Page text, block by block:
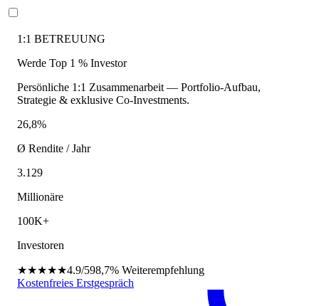
1:1 BETREUUNG
Werde Top 1 % Investor
Persönliche 1:1 Zusammenarbeit — Portfolio-Aufbau,
Strategie & exklusive Co-Investments.
26,8%
Ø Rendite / Jahr
3.129
Millionäre
100K+
Investoren
★★★★★4.9/598,7% Weiterempfehlung
Kostenfreies Erstgespräch